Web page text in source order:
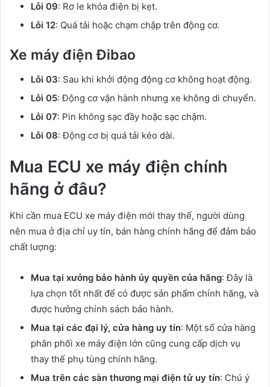
Lỗi 09: Rơ le khóa điện bị kẹt.
Lỗi 12: Quá tải hoặc chạm chập trên động cơ.
Xe máy điện Đibao
Lỗi 03: Sau khi khởi động động cơ không hoạt động.
Lỗi 05: Động cơ vận hành nhưng xe không di chuyển.
Lỗi 07: Pin không sạc đầy hoặc sạc chậm.
Lỗi 08: Động cơ bị quá tải kéo dài.
Mua ECU xe máy điện chính
hãng ở đâu?
Khi cần mua ECU xe máy điện mới thay thế, người dùng
nên mua ở địa chỉ uy tín, bán hàng chính hãng để đảm bảo
chất lượng:
Mua tại xưởng bảo hành ủy quyền của hãng: Đây là
lựa chọn tốt nhất để có được sản phẩm chính hãng, và
được hưởng chính sách bảo hành.
Mua tại các đại lý, cửa hàng uy tín: Một số cửa hàng
phân phối xe máy điện lớn cũng cung cấp dịch vụ
thay thế phụ tùng chính hãng.
Mua trên các sàn thương mại điện tử uy tín: Chú ý